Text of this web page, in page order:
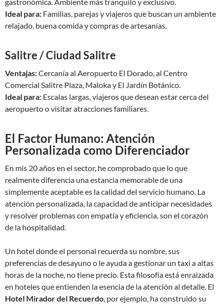
Ideal para: Familias, parejas y viajeros que buscan un ambiente
relajado, buena comida y compras de artesanías.
Salitre / Ciudad Salitre
Ventajas:Cercanía al Aeropuerto El Dorado, al Centro
Comercial Salitre Plaza, Maloka y El Jardín Botánico.
Ideal para: Escalas largas, viajeros que desean estar cerca del
aeropuerto o visitar atracciones familiares.
El Factor Humano: Atención
Personalizada como Diferenciador
En mis 20 años en el sector, he comprobado que lo que
realmente diferencia una estancia memorable de una
simplemente aceptable es la calidad del servicio humano. La
atención personalizada, la capacidad de anticipar necesidades
y resolver problemas con empatía y eficiencia, son el corazón
de la hospitalidad.
Un hotel donde el personal recuerda su nombre, sus
preferencias de desayuno o le ayuda a gestionar un taxi a altas
horas de la noche, no tiene precio. Esta filosofía está enraizada
en hoteles que entienden la esencia de la atención al detalle. El
Hotel Mirador del Recuerdo, por ejemplo, ha construido su